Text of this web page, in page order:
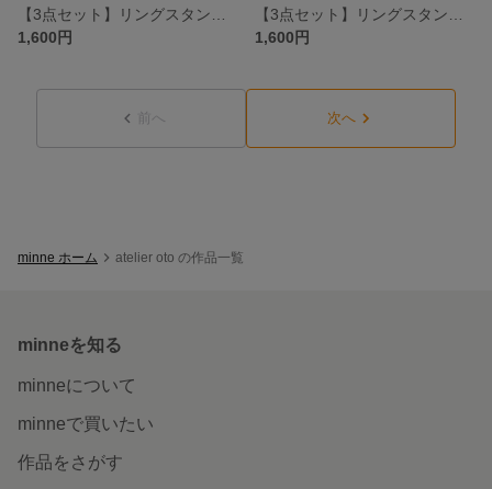
1,600円
1,600円
前へ 次へ
minne ホーム atelier oto の作品一覧
minneを知る
minneについて
minneで買いたい
作品をさがす